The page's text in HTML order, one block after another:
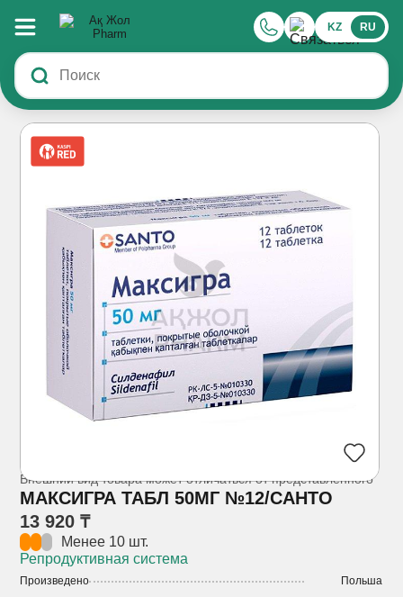
KZ RU
Внешний вид товара может отличаться от представленного
МАКСИГРА ТАБЛ 50МГ №12/САНТО
13 920 ₸
Менее 10 шт.
Репродуктивная система
Произведено Польша